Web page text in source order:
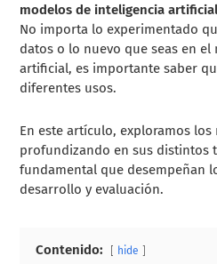
modelos de inteligencia
No importa lo experimentado
datos o lo nuevo que seas en
artificial, es importante saber
diferentes usos.
En este artículo, exploramos los
profundizando en sus distintos
fundamental que desempeñan
desarrollo y evaluación.
Contenido: hide